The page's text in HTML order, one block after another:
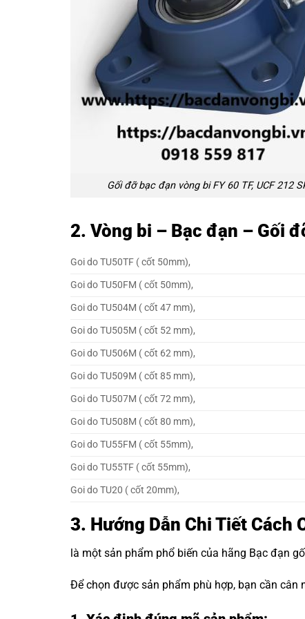
Gối đỡ bạc đạn vòng bi FY 60 TF, UCF 212
2. Vòng bi – Bạc đạn – Gối
Goi do TU50TF ( cốt 50mm),
Goi do TU50FM ( cốt 50mm),
Goi do TU504M ( cốt 47 mm),
Goi do TU505M ( cốt 52 mm),
Goi do TU506M ( cốt 62 mm),
Goi do TU509M ( cốt 85 mm),
Goi do TU507M ( cốt 72 mm),
Goi do TU508M ( cốt 80 mm),
Goi do TU55FM ( cốt 55mm),
Goi do TU55TF ( cốt 55mm),
Goi do TU20 ( cốt 20mm),
3. Hướng Dẫn Chi Tiết Cách
là một sản phẩm phổ biến của hãng Bạc đạn
Để chọn được sản phẩm phù hợp, bạn cần cân